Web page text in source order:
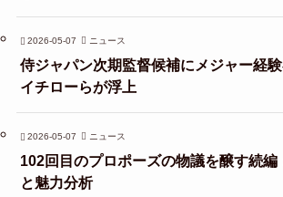
2026-05-07 ニュース
侍ジャパン次期監督候補にメジャー経
イチローらが浮上
2026-05-07 ニュース
102回目のプロポーズの物議を醸す続編
と魅力分析